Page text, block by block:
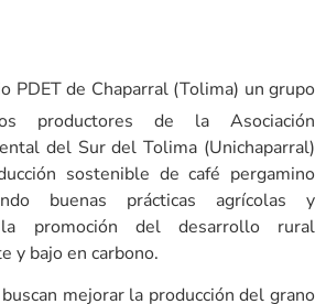
PDET de Chaparral (Tolima) un grupo
productores de la Asociación
del Sur del Tolima (Unichaparral)
sostenible de café pergamino
buenas prácticas agrícolas y
promoción del desarrollo rural
y bajo en carbono.
mejorar la producción del grano